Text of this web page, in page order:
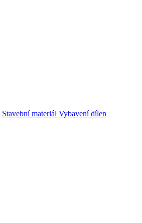
Stavební materiál Vybavení dílen